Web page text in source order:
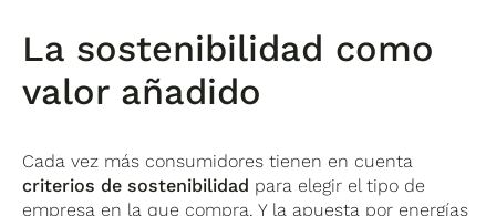
La sostenibilidad como
valor añadido
Cada vez más consumidores tienen en cuenta
criterios de sostenibilidad para elegir el tipo de
empresa en la que compra. Y la apuesta por energías